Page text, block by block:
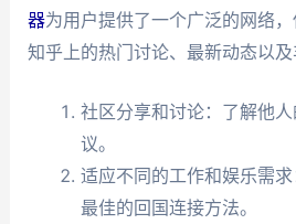
器为用户提供了一个广泛的网络
知乎上的热门讨论、最新动态以及
社区分享和讨论：了解他
议。
适应不同的工作和娱乐需
最佳的回国连接方法。